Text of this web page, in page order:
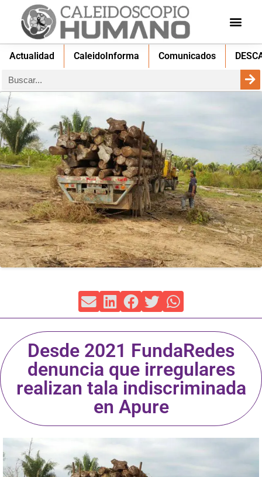
Actualidad CaleidoInforma Comunicados
Desde 2021 FundaRedes
denuncia que irregulares
realizan tala indiscriminada
en Apure